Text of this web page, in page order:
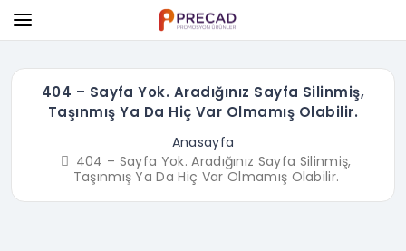
404 – Sayfa Yok. Aradığınız Sayfa Silinmiş,
Taşınmış Ya Da Hiç Var Olmamış Olabilir.
Anasayfa
404 – Sayfa Yok. Aradığınız Sayfa Silinmiş,
Taşınmış Ya Da Hiç Var Olmamış Olabilir.